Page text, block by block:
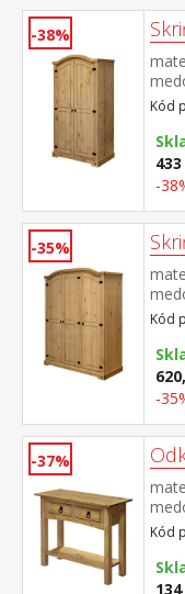
-38%
Kód
-
-35%
2:1
Kód
-
-37%
Kód